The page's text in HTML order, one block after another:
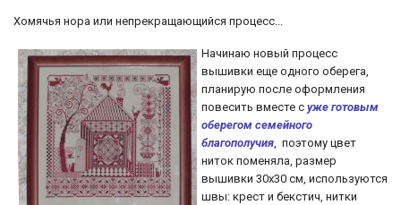
Хомячья нора или непрекращающийся процесс...
Начинаю новый процесс
вышивки еще одного оберега,
планирую после оформления
повесить вместе с уже готовым
оберегом семейного
благополучия, поэтому цвет
ниток поменяла, размер
вышивки 30х30 см, используются
швы: крест и бекстич, нитки